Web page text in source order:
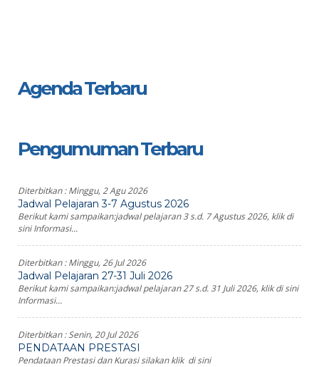
Agenda Terbaru
Pengumuman Terbaru
Diterbitkan :Minggu, 2 Agu 2026
Jadwal Pelajaran 3-7 Agustus 2026
Berikut kami sampaikan:jadwal pelajaran 3 s.d. 7 Agustus 2026, klik di
sini Informasi...
Diterbitkan :Minggu, 26 Jul 2026
Jadwal Pelajaran 27-31 Juli 2026
Berikut kami sampaikan:jadwal pelajaran 27 s.d. 31 Juli 2026, klik di sini
Informasi...
Diterbitkan :Senin, 20 Jul 2026
PENDATAAN PRESTASI
Pendataan Prestasi dan Kurasi silakan klik di sini